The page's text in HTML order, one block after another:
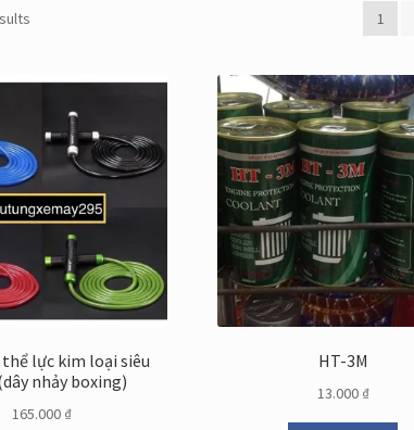
1
thể lực kim loại siêu
nhảy boxing)
165.000 ₫
HT-3M
13.000 ₫